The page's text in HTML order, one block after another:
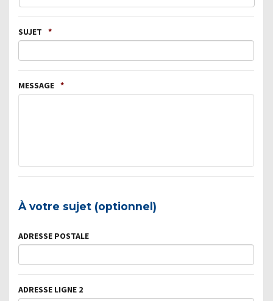
SUJET *
MESSAGE *
À votre sujet (optionnel)
ADRESSE POSTALE
ADRESSE LIGNE 2